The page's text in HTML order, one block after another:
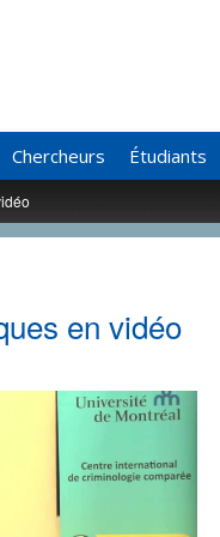
Chercheurs Étudiants
en vidéo